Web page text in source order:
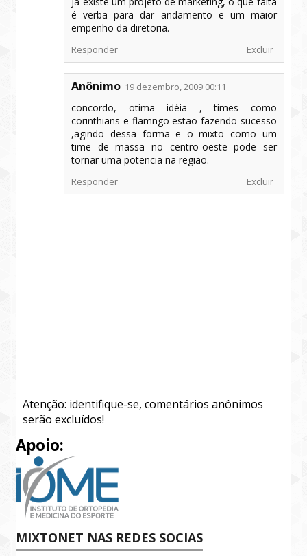
é verba para dar andamento e um maior
empenho da diretoria.
Responder Excluir
Anônimo 19 dezembro, 2009 00:11
concordo, otima idéia , times como
corinthians e flamngo estão fazendo sucesso
,agindo dessa forma e o mixto como um
time de massa no centro-oeste pode ser
tornar uma potencia na região.
Responder Excluir
Atenção: identifique-se, comentários anônimos
serão excluídos!
Apoio:
MIXTONET NAS REDES SOCIAS